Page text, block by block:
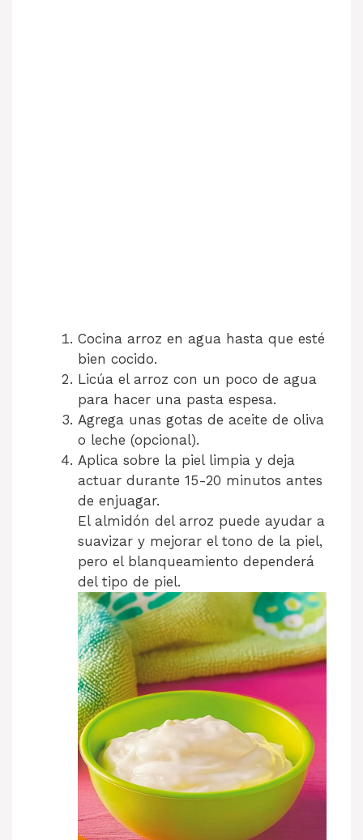
Cocina arroz en agua hasta que esté
bien cocido.
Licúa el arroz con un poco de agua
para hacer una pasta espesa.
Agrega unas gotas de aceite de oliva
o leche (opcional).
Aplica sobre la piel limpia y deja
actuar durante 15-20 minutos antes
de enjuagar.
El almidón del arroz puede ayudar a
suavizar y mejorar el tono de la piel,
pero el blanqueamiento dependerá
del tipo de piel.